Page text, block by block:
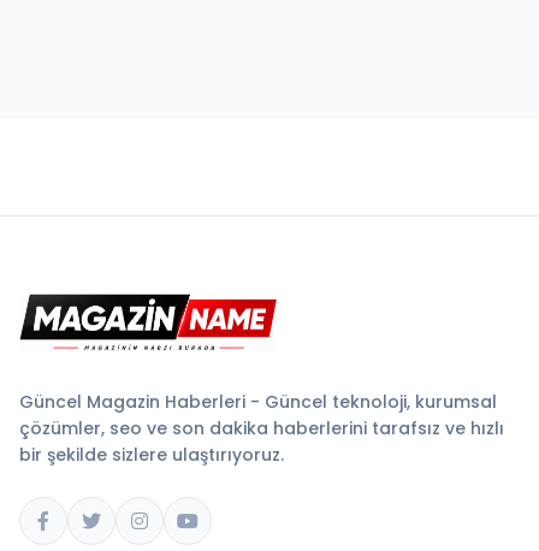
Güncel Magazin Haberleri - Güncel teknoloji, kurumsal
çözümler, seo ve son dakika haberlerini tarafsız ve hızlı
bir şekilde sizlere ulaştırıyoruz.